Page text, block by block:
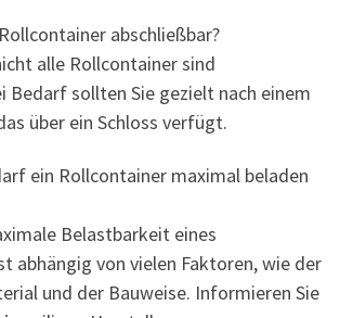
abschließbar?
alle Rollcontainer sind
Bedarf sollten Sie gezielt nach einem
über ein Schloss verfügt.
ein Rollcontainer maximal beladen
Belastbarkeit eines
abhängig von vielen Faktoren, wie der
und der Bauweise. Informieren Sie